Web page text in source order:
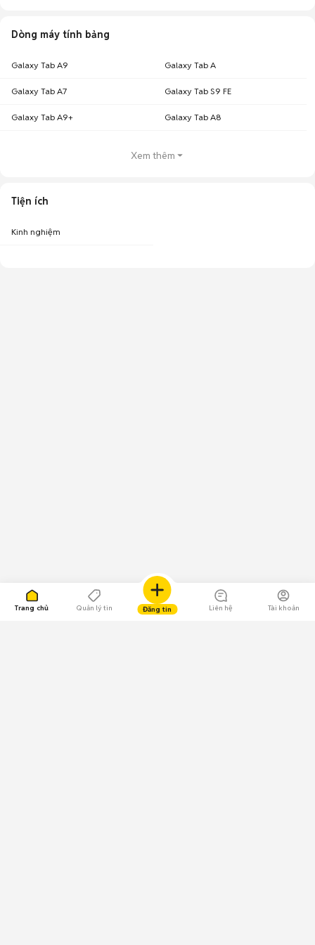
Trang chủ Quản lý tin Đăng tin Liên hệ Tài khoản
Dòng máy tính bảng
Galaxy Tab A9 Galaxy Tab A
Galaxy Tab A7 Galaxy Tab S9 FE
Galaxy Tab A9+ Galaxy Tab A8
Xem thêm
Tiện ích
Kinh nghiệm